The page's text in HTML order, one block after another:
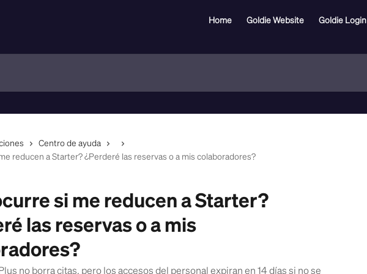
Home Goldie Website Goldie Login
Centro de ayuda
reducen a Starter? ¿Perderé las reservas o a mis colaboradores?
si me reducen a Starter?
las reservas o a mis
no borra citas, pero los accesos del personal expiran en 14 días si no se